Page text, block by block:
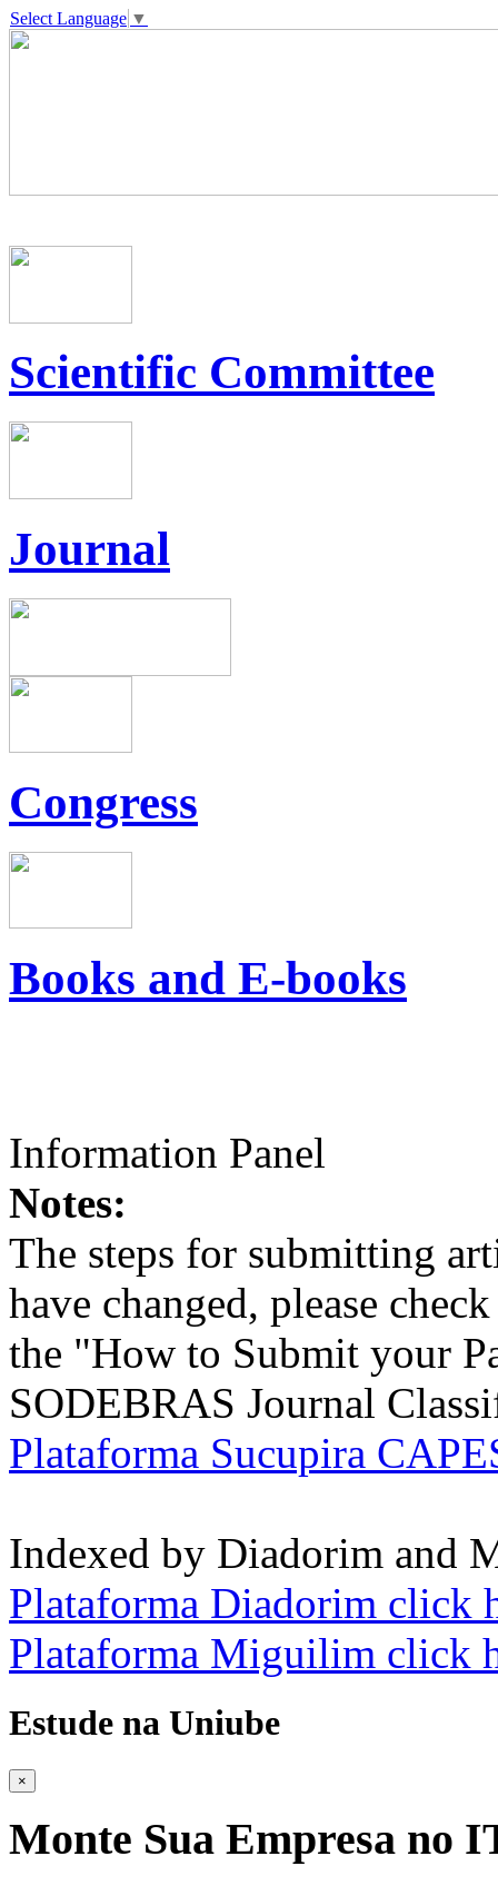
Select Language ▼
Scientific Committee
Journal
Congress
Books and E-books
Information Panel
Notes:
The steps for submitting
have changed, please
the "How to Submit your
SODEBRAS Journal
Plataforma Sucupira
Indexed by Diadorim and
Plataforma Diadorim click
Plataforma Miguilim click
Estude na Uniube
×
Monte Sua Empresa no